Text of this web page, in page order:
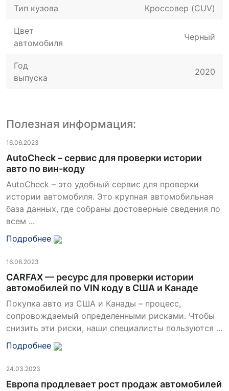
Тип кузова Кроссовер (CUV)
Цвет
автомобиля
Черный
Год
выпуска
2020
Полезная информация:
16.06.2023
AutoCheck – сервис для проверки истории
авто по вин-коду
AutoCheck – это удобный сервис для проверки
истории автомобиля. Это крупная автомобильная
база данных, где собраны достоверные сведения по
всем ...
Подробнее
16.06.2023
CARFAX — ресурс для проверки истории
автомобилей по VIN коду в США и Канаде
Покупка авто из США и Канады – процесс,
сопровождаемый определенными рисками. Чтобы
снизить эти риски, наши специалисты пользуются ...
Подробнее
24.03.2023
Европа продлевает рост продаж автомобилей